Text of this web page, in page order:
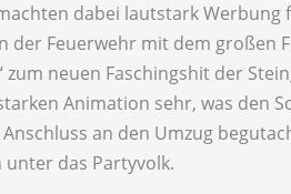
dabei lautstark
Feuerwehr mit dem großen
neuen Faschingshit der
Animation sehr, was den
an den Umzug
das Partyvolk.